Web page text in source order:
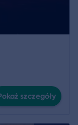
szczegóły